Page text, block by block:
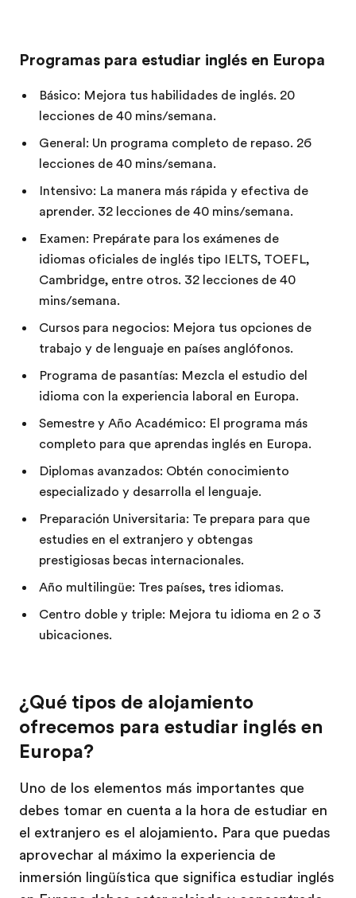
Programas para estudiar inglés en Europa
Básico: Mejora tus habilidades de inglés. 20
lecciones de 40 mins/semana.
General: Un programa completo de repaso. 26
lecciones de 40 mins/semana.
Intensivo: La manera más rápida y efectiva de
aprender. 32 lecciones de 40 mins/semana.
Examen: Prepárate para los exámenes de
idiomas oficiales de inglés tipo IELTS, TOEFL,
Cambridge, entre otros. 32 lecciones de 40
mins/semana.
Cursos para negocios: Mejora tus opciones de
trabajo y de lenguaje en países anglófonos.
Programa de pasantías: Mezcla el estudio del
idioma con la experiencia laboral en Europa.
Semestre y Año Académico: El programa más
completo para que aprendas inglés en Europa.
Diplomas avanzados: Obtén conocimiento
especializado y desarrolla el lenguaje.
Preparación Universitaria: Te prepara para que
estudies en el extranjero y obtengas
prestigiosas becas internacionales.
Año multilingüe: Tres países, tres idiomas.
Centro doble y triple: Mejora tu idioma en 2 o 3
ubicaciones.
¿Qué tipos de alojamiento
ofrecemos para estudiar inglés en
Europa?
Uno de los elementos más importantes que
debes tomar en cuenta a la hora de estudiar en
el extranjero es el alojamiento. Para que puedas
aprovechar al máximo la experiencia de
inmersión lingüística que significa estudiar inglés